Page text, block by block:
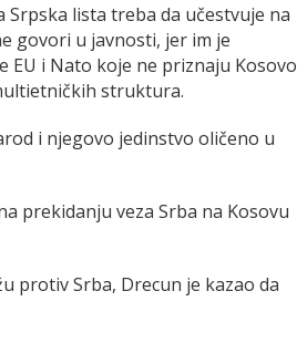
lista treba da učestvuje na
govori u javnosti, jer im je
EU i Nato koje ne priznaju Kosovo
struktura.
i njegovo jedinstvo oličeno u
prekidanju veza Srba na Kosovu
protiv Srba, Drecun je kazao da